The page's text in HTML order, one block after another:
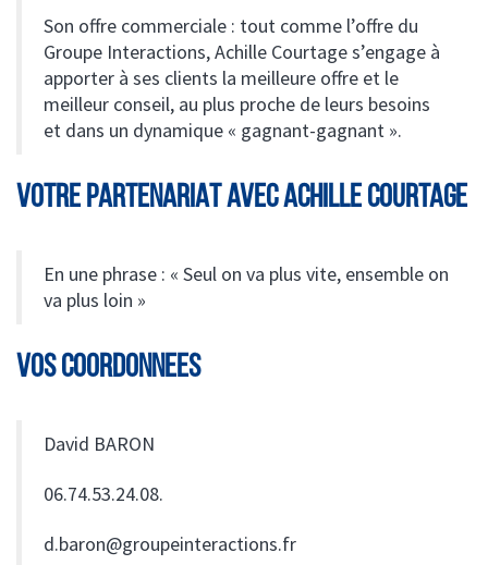
Son offre commerciale : tout comme l’offre du
Groupe Interactions, Achille Courtage s’engage à
apporter à ses clients la meilleure offre et le
meilleur conseil, au plus proche de leurs besoins
et dans un dynamique « gagnant-gagnant ».
VOTRE PARTENARIAT AVEC ACHILLE COURTAGE
En une phrase : « Seul on va plus vite, ensemble on
va plus loin »
VOS COORDONNEES
David BARON
06.74.53.24.08.
d.baron@groupeinteractions.fr